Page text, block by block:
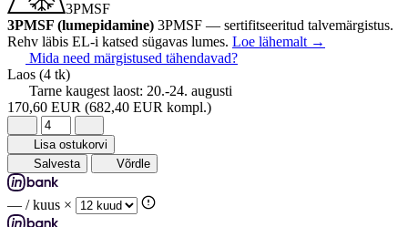
3PMSF
3PMSF (lumepidamine) 3PMSF — sertifitseeritud talvemärgistus.
Rehv läbis EL-i katsed sügavas lumes. Loe lähemalt →
Mida need märgistused tähendavad?
Laos (4 tk)
Tarne kaugest laost: 20.-24. augusti
170,60 EUR (682,40 EUR kompl.)
Lisa ostukorvi
Salvesta
Võrdle
— / kuus ×